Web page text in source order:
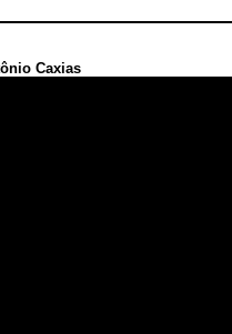
Caxias